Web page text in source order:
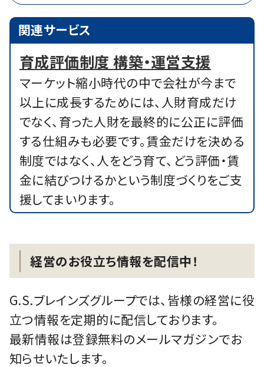
関連サービス
育成評価制度 構築・運営支援
マーケット縮小時代の中で会社が今まで
以上に成長するためには、人財育成だけ
でなく、育った人財を最終的に公正に評価
する仕組みも必要です。賃金だけを決める
制度ではなく、人をどう育て、どう評価・賃
金に結びつけるかという制度づくりをご支
援してまいります。
経営のお役立ち情報を配信中！
G.S.ブレインズグループでは、皆様の経営に役
立つ情報を定期的に配信しております。
最新情報は登録無料のメールマガジンでお
知らせいたします。